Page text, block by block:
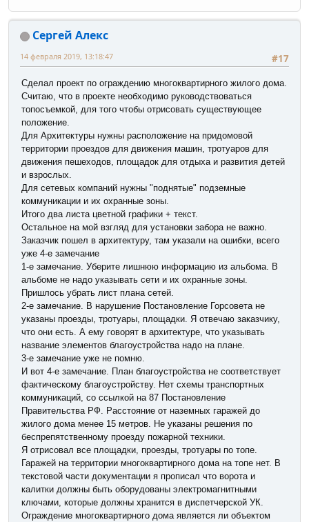
Сергей Алекс
#17
14 февраля 2019, 13:18:47
Сделал проект по ограждению многоквартирного жилого дома.
Считаю, что в проекте необходимо руководствоваться
топосъемкой, для того чтобы отрисовать существующее
положение.
Для Архитектуры нужны расположение на придомовой
территории проездов для движения машин, тротуаров для
движения пешеходов, площадок для отдыха и развития детей
и взрослых.
Для сетевых компаний нужны "поднятые" подземные
коммуникации и их охранные зоны.
Итого два листа цветной графики + текст.
Остальное на мой взгляд для установки забора не важно.
Заказчик пошел в архитектуру, там указали на ошибки, всего
уже 4-е замечание
1-е замечание. Уберите лишнюю информацию из альбома. В
альбоме не надо указывать сети и их охранные зоны.
Пришлось убрать лист плана сетей.
2-е замечание. В нарушение Постановление Горсовета не
указаны проезды, тротуары, площадки. Я отвечаю заказчику,
что они есть. А ему говорят в архитектуре, что указывать
название элементов благоустройства надо на плане.
3-е замечание уже не помню.
И вот 4-е замечание. План благоустройства не соответствует
фактическому благоустройству. Нет схемы транспортных
коммуникаций, со ссылкой на 87 Постановление
Правительства РФ. Расстояние от наземных гаражей до
жилого дома менее 15 метров. Не указаны решения по
беспрепятственному проезду пожарной техники.
Я отрисовал все площадки, проезды, тротуары по топе.
Гаражей на территории многоквартирного дома на топе нет. В
текстовой части документации я прописал что ворота и
калитки должны быть оборудованы электромагнитными
ключами, которые должны хранится в диспетчерской УК.
Ограждение многоквартирного дома является ли объектом